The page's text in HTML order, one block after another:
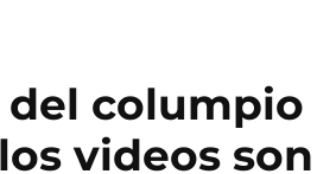
del columpio
videos son